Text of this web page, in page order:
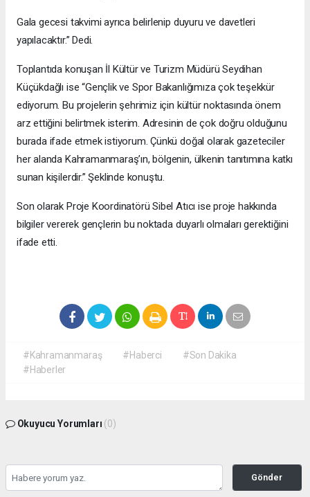
Gala gecesi takvimi ayrıca belirlenip duyuru ve davetleri
yapılacaktır.” Dedi.
Toplantıda konuşan İl Kültür ve Turizm Müdürü Seydihan
Küçükdağlı ise “Gençlik ve Spor Bakanlığımıza çok teşekkür
ediyorum. Bu projelerin şehrimiz için kültür noktasında önem
arz ettiğini belirtmek isterim. Adresinin de çok doğru olduğunu
burada ifade etmek istiyorum. Çünkü doğal olarak gazeteciler
her alanda Kahramanmaraş’ın, bölgenin, ülkenin tanıtımına katkı
sunan kişilerdir.” Şeklinde konuştu.
Son olarak Proje Koordinatörü Sibel Atıcı ise proje hakkında
bilgiler vererek gençlerin bu noktada duyarlı olmaları gerektiğini
ifade etti.
#Kahramanmaraş #Haberci
#Son Dakika
#Haberler
Okuyucu Yorumları (0)
Gönder